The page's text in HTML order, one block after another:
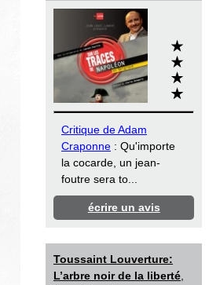
Critique de Adam
Craponne : Qu'importe
la cocarde, un jean-
foutre sera to...
écrire un avis
Toussaint Louverture:
L’arbre noir de la liberté